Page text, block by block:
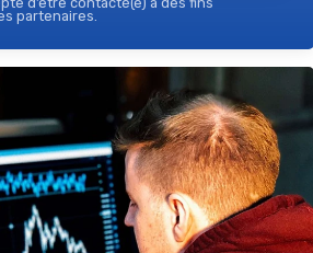
partenaires.